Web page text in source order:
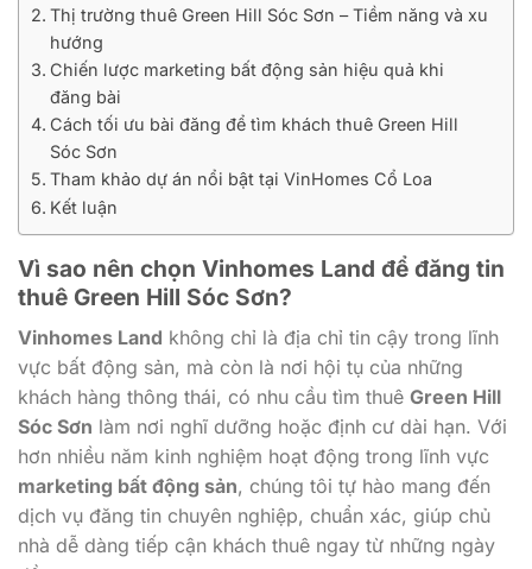
Thị trường thuê Green Hill Sóc Sơn – Tiềm năng và xu
hướng
Chiến lược marketing bất động sản hiệu quả khi
đăng bài
Cách tối ưu bài đăng để tìm khách thuê Green Hill
Sóc Sơn
Tham khảo dự án nổi bật tại VinHomes Cổ Loa
Kết luận
Vì sao nên chọn Vinhomes Land để đăng tin
thuê Green Hill Sóc Sơn?
Vinhomes Land không chỉ là địa chỉ tin cậy trong lĩnh
vực bất động sản, mà còn là nơi hội tụ của những
khách hàng thông thái, có nhu cầu tìm thuê Green Hill
Sóc Sơn làm nơi nghĩ dưỡng hoặc định cư dài hạn. Với
hơn nhiều năm kinh nghiệm hoạt động trong lĩnh vực
marketing bất động sản, chúng tôi tự hào mang đến
dịch vụ đăng tin chuyên nghiệp, chuẩn xác, giúp chủ
nhà dễ dàng tiếp cận khách thuê ngay từ những ngày